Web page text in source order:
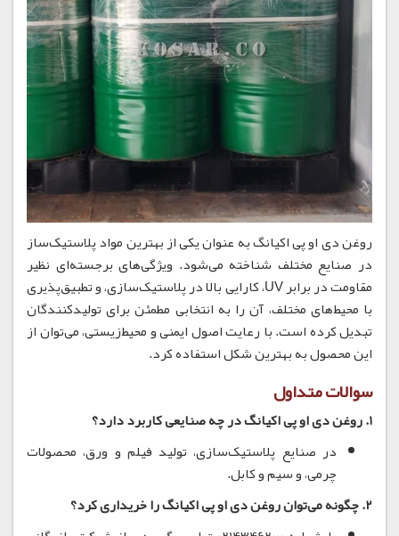
روغن دی او پی اکیانگ به عنوان یکی از بهترین مواد پلاستیک‌ساز
در صنایع مختلف شناخته می‌شود. ویژگی‌های برجسته‌ای نظیر
مقاومت در برابر UV، کارایی بالا در پلاستیک‌سازی، و تطبیق‌پذیری
با محیط‌های مختلف، آن را به انتخابی مطمئن برای تولیدکنندگان
تبدیل کرده است. با رعایت اصول ایمنی و محیط‌زیستی، می‌توان از
این محصول به بهترین شکل استفاده کرد.
سوالات متداول
1. روغن دی او پی اکیانگ در چه صنایعی کاربرد دارد؟
در صنایع پلاستیک‌سازی، تولید فیلم و ورق، محصولات
چرمی، و سیم و کابل.
2. چگونه می‌توان روغن دی او پی اکیانگ را خریداری کرد؟